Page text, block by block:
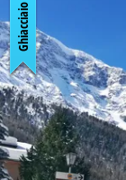
Cliccando su
tecnologie simili.
tecnicamente
Ulteriori
Può modificare le
Informazioni
consultate sulle
personali e i Suoi
Ghiacciaio